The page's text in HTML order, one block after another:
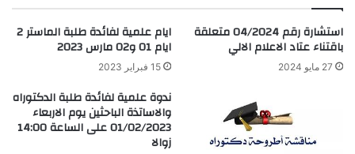
استشارة رقم 04/2024 متعلقة
باقتناء عتاد الاعلام الالي
27 مايو 2024
ايام علمية لفائدة طلبة الماستر 2
ايام 01 و02 مارس 2023
15 فبراير 2023
ندوة علمية لفائدة طلبة الدكتوراه
والاساتذة الباحثين يوم الاربعاء
01/02/2023 على الساعة 14:00
زوالا